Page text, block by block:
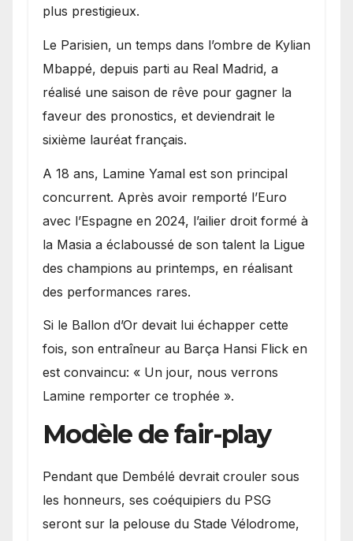
plus prestigieux.
Le Parisien, un temps dans l’ombre de Kylian
Mbappé, depuis parti au Real Madrid, a
réalisé une saison de rêve pour gagner la
faveur des pronostics, et deviendrait le
sixième lauréat français.
A 18 ans, Lamine Yamal est son principal
concurrent. Après avoir remporté l’Euro
avec l’Espagne en 2024, l’ailier droit formé à
la Masia a éclaboussé de son talent la Ligue
des champions au printemps, en réalisant
des performances rares.
Si le Ballon d’Or devait lui échapper cette
fois, son entraîneur au Barça Hansi Flick en
est convaincu: « Un jour, nous verrons
Lamine remporter ce trophée ».
Modèle de fair-play
Pendant que Dembélé devrait crouler sous
les honneurs, ses coéquipiers du PSG
seront sur la pelouse du Stade Vélodrome,